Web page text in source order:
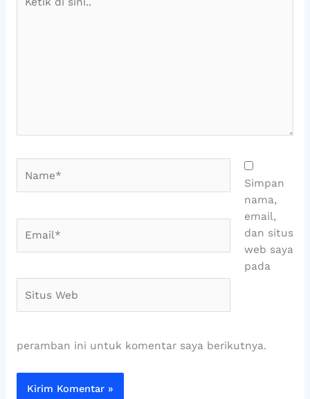
Web
Simpan
nama,
email,
dan situs
web saya
pada
peramban ini untuk komentar saya berikutnya.